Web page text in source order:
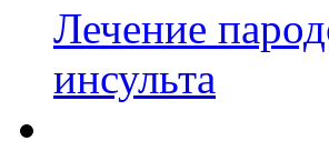
Лечение
инсульта